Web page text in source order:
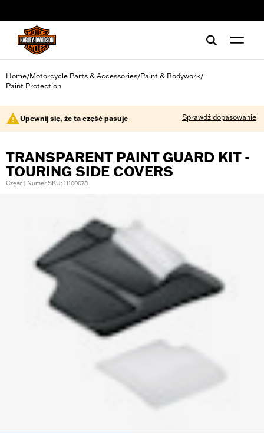
Home/Motorcycle Parts & Accessories/Paint & Bodywork/
Paint Protection
Upewnij się, że ta część pasuje Sprawdź dopasowanie
TRANSPARENT PAINT GUARD KIT -
TOURING SIDE COVERS
Część | Numer SKU: 11100078